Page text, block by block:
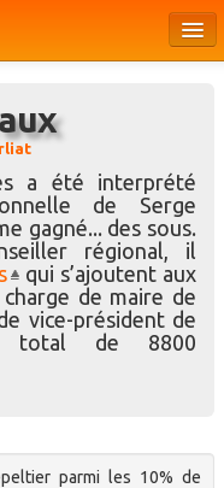
a été interprété
de Serge
gagné... des sous.
régional, il
qui s’ajoutent aux
de maire de
vice-président de
total de 8800
parmi les 10% de